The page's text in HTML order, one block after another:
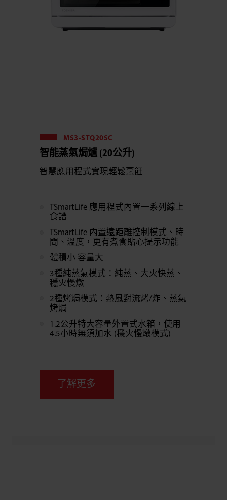
MS3-STQ20SC
智能蒸氣焗爐 (20公升)
智慧應用程式實現輕鬆烹飪
TSmartLife 應用程式內置一系列線上
食譜
TSmartLife 內置遠距離控制模式、時
間、溫度，更有煮食貼心提示功能
體積小 容量大
3種純蒸氣模式：純蒸、大火快蒸、
穩火慢燉
2種烤焗模式：熱風對流烤/炸、蒸氣
烤焗
1.2公升特大容量外置式水箱，使用
4.5小時無須加水 (穩火慢燉模式)
了解更多